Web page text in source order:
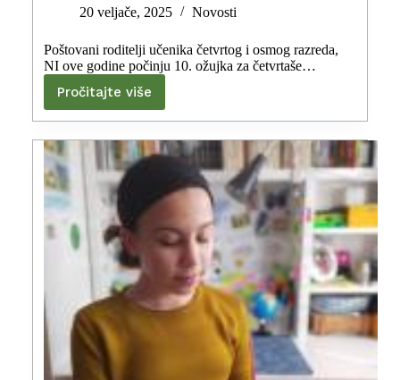
20 veljače, 2025
Novosti
Poštovani roditelji učenika četvrtog i osmog razreda,
NI ove godine počinju 10. ožujka za četvrtaše…
Pročitajte više